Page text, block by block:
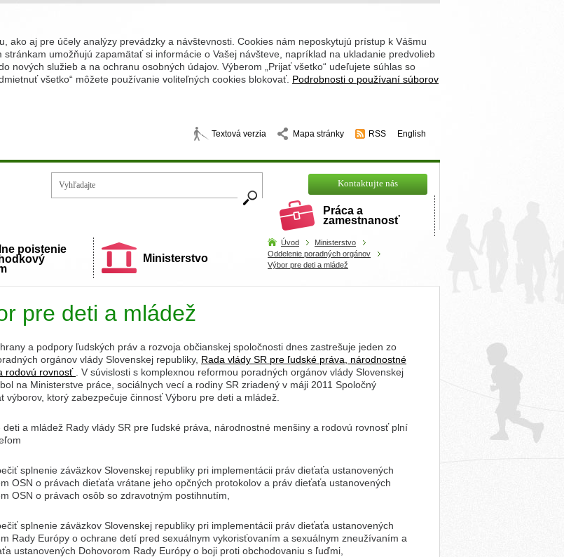
ako aj pre účely analýzy prevádzky a návštevnosti. Cookies nám neposkytujú prístup k Vášmu
umožňujú zapamätať si informácie o Vašej návšteve, napríklad na ukladanie predvolieb
nových služieb a na ochranu osobných údajov. Výberom „Prijať všetko“ udeľujete súhlas so
všetko“ môžete používanie voliteľných cookies blokovať. Podrobnosti o používaní súborov
Textová verzia Mapa stránky RSS English
Kontaktujte nás
Práca a
zamestnanosť
poistenie
Ministerstvo
Úvod
Ministerstvo
Oddelenie poradných orgánov
Výbor pre deti a mládež
pre deti a mládež
a podpory ľudských práv a rozvoja občianskej spoločnosti dnes zastrešuje jeden zo
orgánov vlády Slovenskej republiky, Rada vlády SR pre ľudské práva, národnostné
rodovú rovnosť
. V súvislosti s komplexnou reformou poradných orgánov vlády Slovenskej
na Ministerstve práce, sociálnych vecí a rodiny SR zriadený v máji 2011 Spoločný
výborov, ktorý zabezpečuje činnosť Výboru pre deti a mládež.
deti a mládež Rady vlády SR pre ľudské práva, národnostné menšiny a rodovú rovnosť plní
splnenie záväzkov Slovenskej republiky pri implementácii práv dieťaťa ustanovených
OSN o právach dieťaťa vrátane jeho opčných protokolov a práv dieťaťa ustanovených
OSN o právach osôb so zdravotným postihnutím,
splnenie záväzkov Slovenskej republiky pri implementácii práv dieťaťa ustanovených
Rady Európy o ochrane detí pred sexuálnym vykorisťovaním a sexuálnym zneužívaním a
ustanovených Dohovorom Rady Európy o boji proti obchodovaniu s ľuďmi,